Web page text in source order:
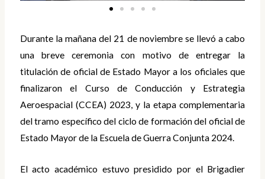
Durante la mañana del 21 de noviembre se llevó a cabo
una breve ceremonia con motivo de entregar la
titulación de oficial de Estado Mayor a los oficiales que
finalizaron el Curso de Conducción y Estrategia
Aeroespacial (CCEA) 2023, y la etapa complementaria
del tramo específico del ciclo de formación del oficial de
Estado Mayor de la Escuela de Guerra Conjunta 2024.
El acto académico estuvo presidido por el Brigadier